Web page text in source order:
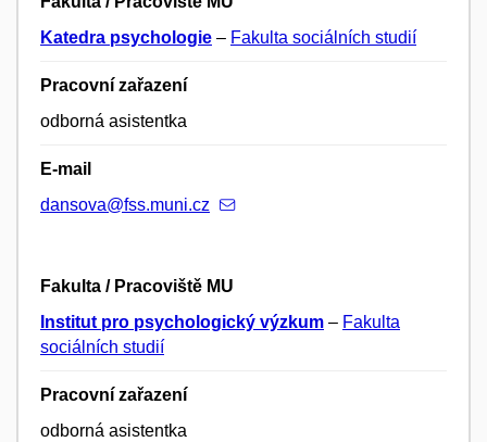
Katedra psychologie – Fakulta sociálních studií
Pracovní zařazení
odborná asistentka
E-mail
dansova@fss.muni.cz
Fakulta / Pracoviště MU
Institut pro psychologický výzkum – Fakulta
sociálních studií
Pracovní zařazení
odborná asistentka